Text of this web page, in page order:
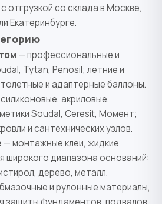
отгрузкой со склада в Москве,
Екатеринбурге.
— профессиональные и
Tytan, Penosil; летние и
и адаптерные баллоны.
акриловые,
Soudal, Ceresit, Момент;
и сантехнических узлов.
— монтажные клеи, жидкие
широкого диапазона оснований:
дерево, металл.
и рулонные материалы,